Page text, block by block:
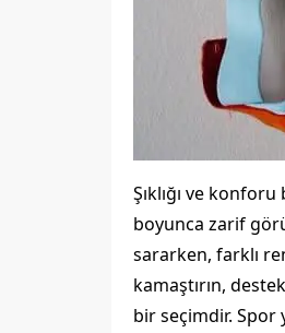
Şıklığı ve
boyunca zarif
sararken, farklı
kamaştırın,
bir seçimdir.